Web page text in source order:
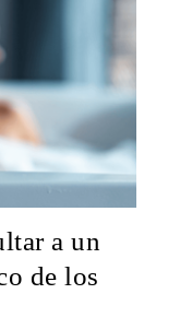
a un
de los